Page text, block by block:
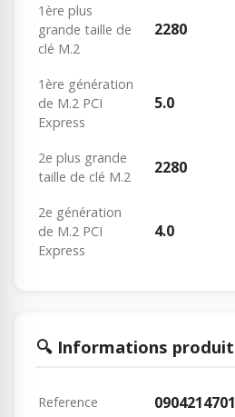
1ère plus
grande taille de
clé M.2
2280
1ère génération
de M.2 PCI
Express
5.0
2e plus grande
taille de clé M.2
2280
2e génération
de M.2 PCI
Express
4.0
🔍 Informations produit
Reference 0904214701